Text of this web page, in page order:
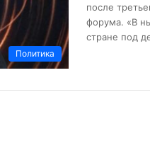
Политика
после
форума. «В
стране под